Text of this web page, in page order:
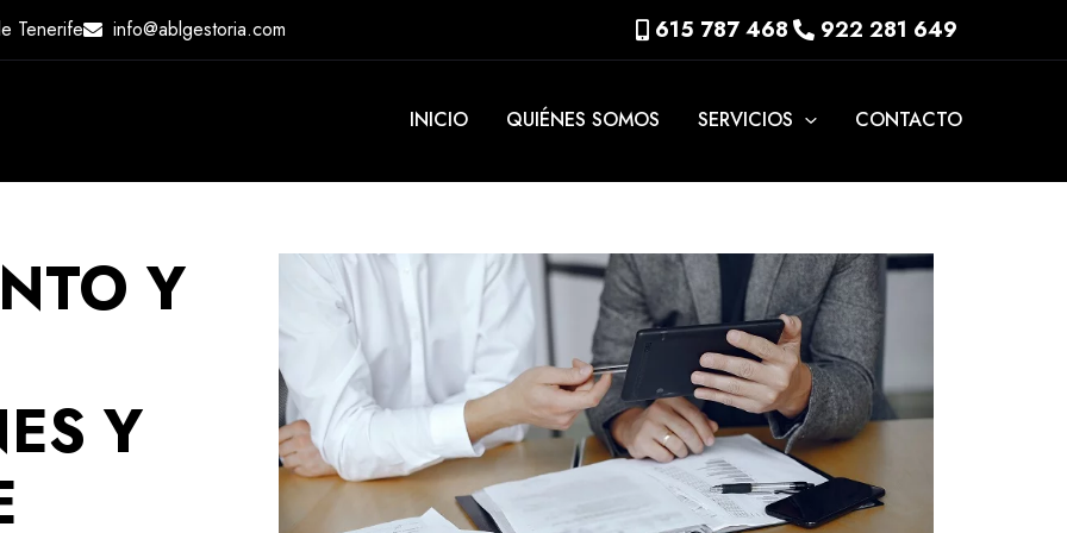
Tenerife info@ablgestoria.com 615 787 468 922 281 649
INICIO QUIÉNES SOMOS SERVICIOS CONTACTO
Y
Y